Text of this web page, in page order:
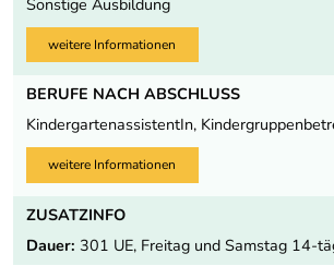
weitere Informationen
BERUFE NACH ABSCHLUSS
KindergartenassistentIn,
weitere Informationen
ZUSATZINFO
Dauer: 301 UE, Freitag und Samstag 14-